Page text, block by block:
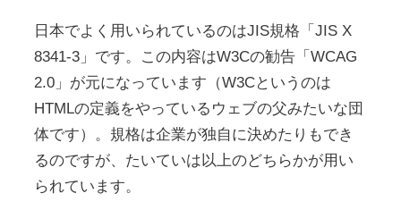
日本でよく用いられているのはJIS規格「JIS X
8341-3」です。この内容はW3Cの勧告「WCAG
2.0」が元になっています（W3Cというのは
HTMLの定義をやっているウェブの父みたいな団
体です）。規格は企業が独自に決めたりもでき
るのですが、たいていは以上のどちらかが用い
られています。